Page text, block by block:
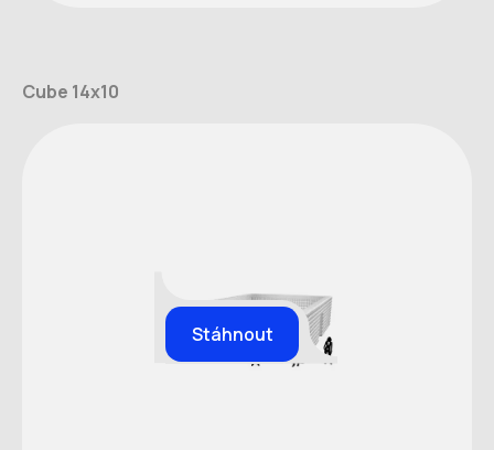
Cube 14x10
Stáhnout